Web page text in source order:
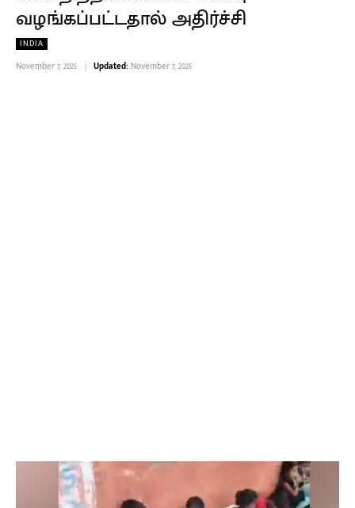
வழங்கப்பட்டதால் அதிர்ச்சி
INDIA
November 7, 2025 Updated: November 7, 2025